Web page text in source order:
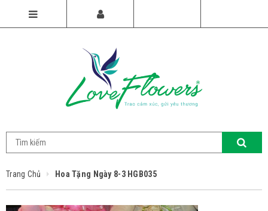
Trang Chủ Hoa Tặng Ngày 8-3 HGB035